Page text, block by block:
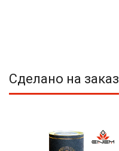
Сделано на заказ